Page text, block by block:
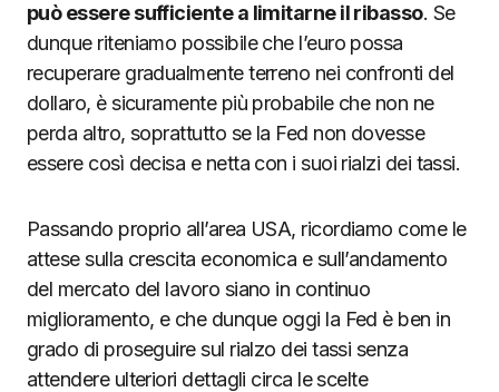
può essere sufficiente a limitarne il ribasso. Se
dunque riteniamo possibile che l’euro possa
recuperare gradualmente terreno nei confronti del
dollaro, è sicuramente più probabile che non ne
perda altro, soprattutto se la Fed non dovesse
essere così decisa e netta con i suoi rialzi dei tassi.
Passando proprio all’area USA, ricordiamo come le
attese sulla crescita economica e sull’andamento
del mercato del lavoro siano in continuo
miglioramento, e che dunque oggi la Fed è ben in
grado di proseguire sul rialzo dei tassi senza
attendere ulteriori dettagli circa le scelte